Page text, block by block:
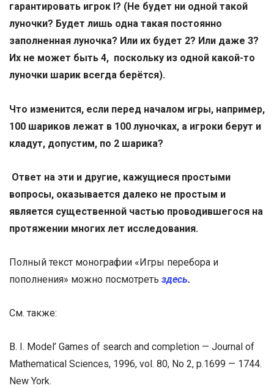
гарантировать игрок ? (Не будет ни одной такой
луночки? Будет лишь одна такая постоянно
заполненная луночка? Или их будет 2? Или даже 3?
Их не может быть 4, поскольку из одной какой-то
луночки шарик всегда берётся).
Что изменится, если перед началом игры, например,
100 шариков лежат в 100 луночках, а игроки берут и
кладут, допустим, по 2 шарика?
Ответ на эти и другие, кажущиеся простыми
вопросы, оказывается далеко не простым и
является существенной частью проводившегося на
протяжении многих лет исследования.
Полный текст монографии «Игры перебора и
пополнения» можно посмотреть здесь.
См. также:
B. I. Model’ Games of search and completion — Journal of
Mathematical Sciences, 1996, vol. 80, No 2, p.1699 — 1744.
New York.